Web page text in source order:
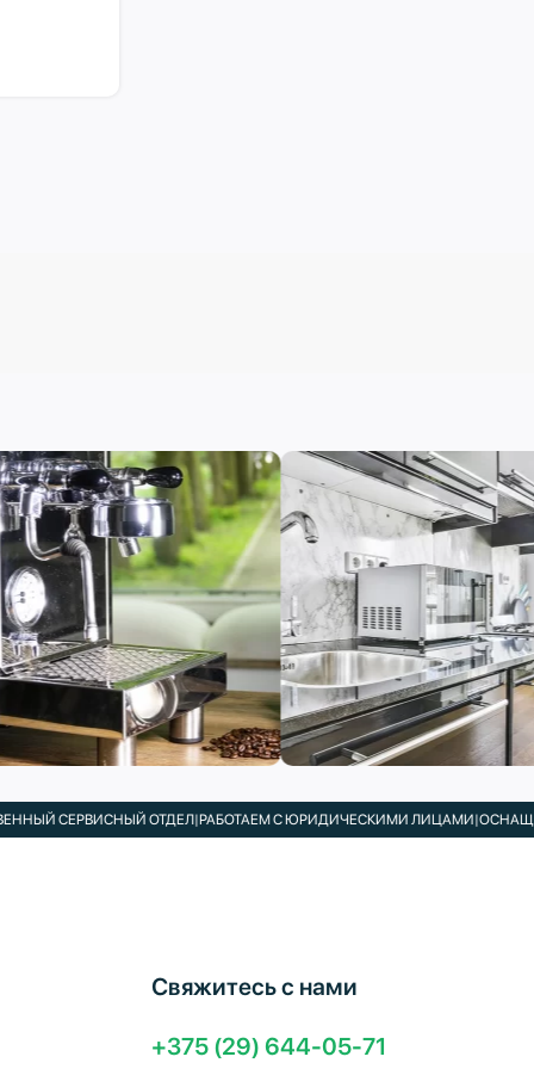
ОТДЕЛ|РАБОТАЕМ С ЮРИДИЧЕСКИМИ ЛИЦАМИ| ОСНАЩАЕМ
Свяжитесь с нами
+375 (29) 644-05-71